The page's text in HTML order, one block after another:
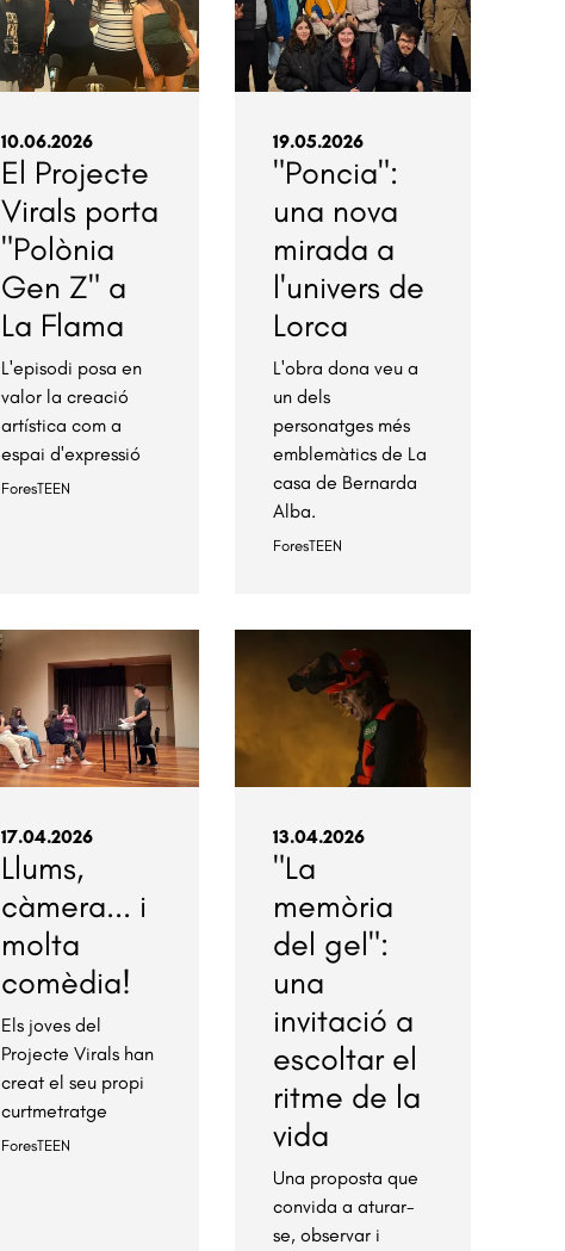
10.06.2026
El Projecte
Virals porta
"Polònia
Gen Z" a
La Flama
L'episodi posa en
valor la creació
artística com a
espai d'expressió
ForesTEEN
19.05.2026
"Poncia":
una nova
mirada a
l'univers de
Lorca
L'obra dona veu a
un dels
personatges més
emblemàtics de La
casa de Bernarda
Alba.
ForesTEEN
17.04.2026
Llums,
càmera... i
molta
comèdia!
Els joves del
Projecte Virals han
creat el seu propi
curtmetratge
ForesTEEN
13.04.2026
"La
memòria
del gel":
una
invitació a
escoltar el
ritme de la
vida
Una proposta que
convida a aturar-
se, observar i